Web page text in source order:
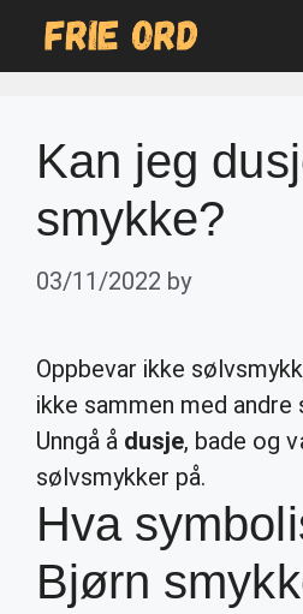
Kan jeg
smykke?
03/11/2022 by
Oppbevar ikke
ikke sammen med andre
Unngå å dusje, bade og
sølvsmykker på.
Hva
Bjørn